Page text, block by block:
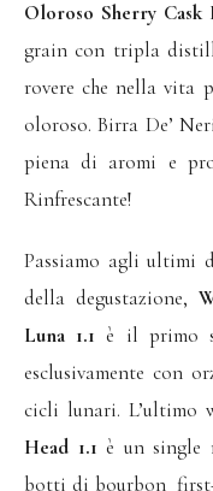
Oloroso Sherry Cask
grain con tripla
rovere che nella vita
oloroso. Birra De’
piena di aromi e
Rinfrescante!
Passiamo agli ultimi
della degustazione,
Luna 1.1 è il primo
esclusivamente con
cicli lunari. L’ultimo
Head 1.1 è un single
botti di bourbon